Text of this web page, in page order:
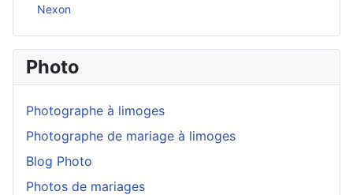
Nexon
Photo
Photographe à limoges
Photographe de mariage à limoges
Blog Photo
Photos de mariages